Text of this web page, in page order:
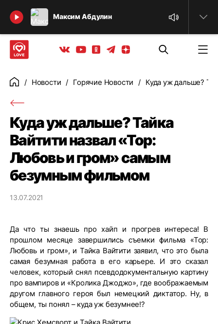
Максим Абдулин
Найти
Вконтакте
YoutubeОдноклассники
ТелеграмЯндекс дзен
ГлавнаяНовости Горячие Новости Куда уж дальше?
Куда уж дальше? Тайка
Вайтити назвал «Тор:
Любовь и гром» самым
безумным фильмом
13.07.2021
Да что ты знаешь про хайп и прогрев интереса! В
прошлом месяце завершились съемки фильма «Тор:
Любовь и гром», и Тайка Вайтити заявил, что это была
самая безумная работа в его карьере. И это сказал
человек, который снял псевдодокументальную картину
про вампиров и «Кролика Джоджо», где воображаемым
другом главного героя был немецкий диктатор. Ну, в
общем, ты понял – куда уж безумнее!?